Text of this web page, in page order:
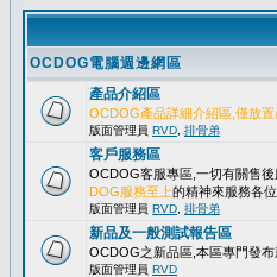
OCDOG電腦週邊網區
產品介紹區
OCDOG產品詳細介紹區,僅放
版面管理員 RVD 排骨弟
客戶服務區
OCDOG客服專區,一切有關售
DOG服務至上的精神來服務各位
版面管理員 RVD 排骨弟
新品及一般測試報告區
OCDOG之新品區,本區專門發
版面管理員 RVD